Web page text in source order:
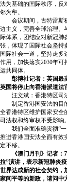
法为基础的国际秩序，反
邻为壑。
会议期间，古特雷斯秘
边主义，完善全球治理。
际体系，团结应对新冠肺
张，体现了国际社会坚持
国际社会一道，坚持走
作用，加快落实2030年
运共同体。
彭博社记者：英国最
英国将停止向香港派遣法
汪文斌：香港特区司法
制定香港国安法的目的
全香港特区维护国家安全
司法权和终审权不受影响。
我们全面准确贯彻“一
推进香港国安法全面有效
定不移。
《澳门月刊》记者
拉”演讲，表示新冠肺炎
世界达成新的社会契约，
家间平等的新政，请问中